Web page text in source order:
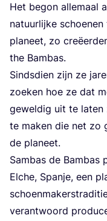
Het begon alle­maal
natuur­lij­ke
pla­neet, zo
the Bambas.
Sinds­dien zijn ze
zoe­ken hoe ze dat
gewel­dig uit te laten
te maken die net zo
de planeet.
Sam­bas de Bam­bas
Elche, Span­je, een
ver­ant­woord